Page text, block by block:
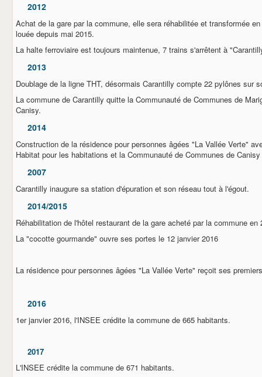
2012
Achat de la gare par la commune, elle sera réhabilitée et transformée
louée depuis mai 2015.
La halte ferroviaire est toujours maintenue, 7 trains s'arrêtent à
2013
Doublage de la ligne THT, désormais Carantilly compte 22 pylônes sur
La commune de Carantilly quitte la Communauté de Communes de
Canisy.
2014
Construction de la résidence pour personnes âgées "La Vallée Verte"
Habitat pour les habitations et la Communauté de Communes de
2007
Carantilly inaugure sa station d'épuration et son réseau tout à l'égout.
2014/2015
Réhabilitation de l'hôtel restaurant de la gare acheté par la commune en
La "cocotte gourmande" ouvre ses portes le 12 janvier 2016
La résidence pour personnes âgées "La Vallée Verte" reçoit ses
2016
1er janvier 2016, l'INSEE crédite la commune de 665 habitants.
2017
L'INSEE crédite la commune de 671 habitants.